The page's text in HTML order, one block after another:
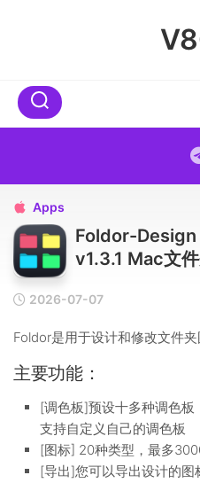
 Apps
Foldor-
v1.3.1 Mac文
2026-07-07
Foldor是用于设计和修改文件夹
主要功能：
[调色板]预设十多种调色板
支持自定义自己的调色板
[图标] 20种类型，最多
[导出]您可以导出设计的图